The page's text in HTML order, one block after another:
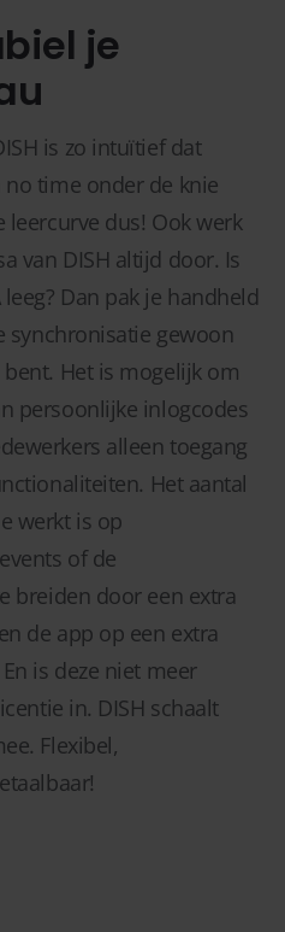
je
is zo intuïtief dat
time onder de knie
leercurve dus! Ook werk
van DISH altijd door. Is
Dan pak je handheld
synchronisatie gewoon
Het is mogelijk om
persoonlijke inlogcodes
alleen toegang
Het aantal
werkt is op
of de
breiden door een extra
de app op een extra
is deze niet meer
in. DISH schaalt
Flexibel,